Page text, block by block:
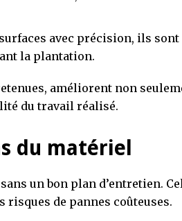
avec précision, ils sont
la plantation.
améliorent non
du travail réalisé.
du matériel
un bon plan d’entretien.
de pannes coûteuses.